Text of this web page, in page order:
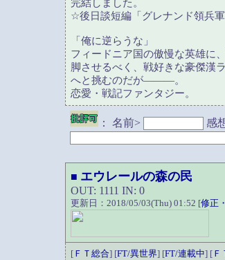
完結しました。
☆後日談短編「グレナンド領兵軍
「俺に逆らうな」
フィードニア国の傲慢な英雄に
脚させるべく、戦好きな豪傑漢
へと挑むのだが―――。
恋愛・戦記ファンタジー。
： 名前> 感
■ エウレールの森の民
OUT: 1111 IN: 0
更新日：2018/05/03(Thu) 01:52 [修正
[ＦＴ総合] [FT/異世界] [FT/連載中] [Ｆ